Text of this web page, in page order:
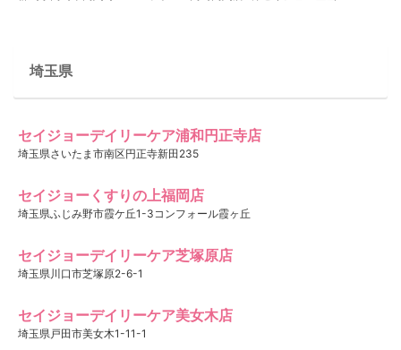
埼玉県
セイジョーデイリーケア浦和円正寺店
埼玉県さいたま市南区円正寺新田235
セイジョーくすりの上福岡店
埼玉県ふじみ野市霞ケ丘1-3コンフォール霞ヶ丘
セイジョーデイリーケア芝塚原店
埼玉県川口市芝塚原2-6-1
セイジョーデイリーケア美女木店
埼玉県戸田市美女木1-11-1